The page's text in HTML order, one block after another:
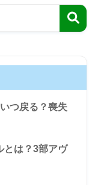
つ戻る？喪失
とは？3部アヴ